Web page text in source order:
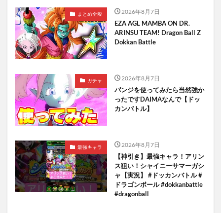
まとめ全般 2026年8月7日
EZA AGL MAMBA ON DR.
ARINSU TEAM! Dragon Ball Z
Dokkan Battle
ガチャ 2026年8月7日
パンジを使ってみたら当然強か
ったですDAIMAなんで【ドッ
カンバトル】
最強キャラ 2026年8月7日
【神引き】最強キャラ！アリン
ス狙い！シャイニーサマーガシ
ャ【実況】 #ドッカンバトル #
ドラゴンボール #dokkanbattle
#dragonball